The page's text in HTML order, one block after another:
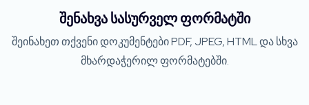
შენახვა სასურველ ფორმატში
შეინახეთ თქვენი დოკუმენტები PDF, JPEG, HTML და სხვა
მხარდაჭერილ ფორმატებში.